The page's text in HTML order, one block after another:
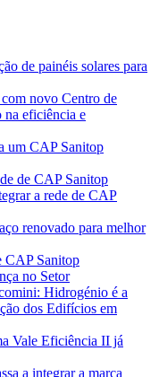
de painéis solares para
novo Centro de
na eficiência e
um CAP Sanitop
de CAP Sanitop
a rede de CAP
renovado para melhor
CAP Sanitop
no Setor
Hidrogénio é a
dos Edifícios em
Vale Eficiência II já
a integrar a marca